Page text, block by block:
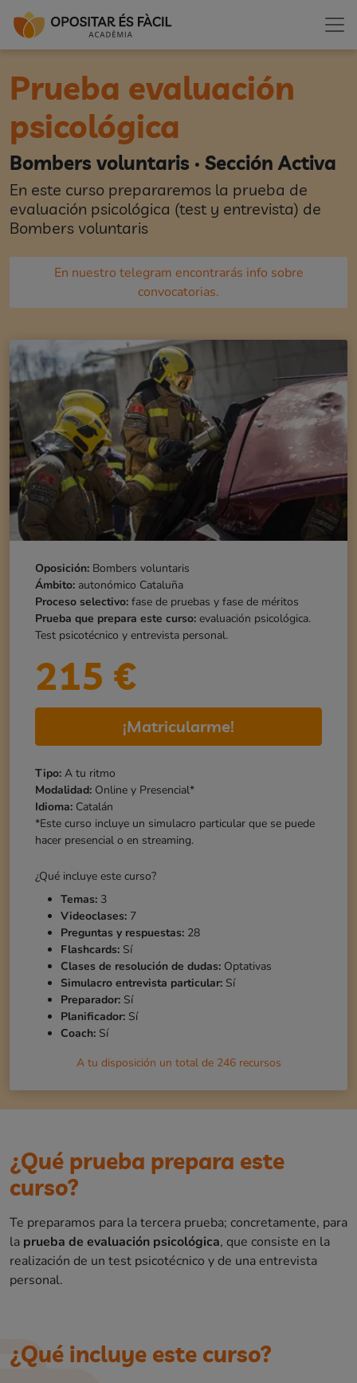
Prueba evaluación
psicológica
Bombers voluntaris · Sección Activa
En este curso prepararemos la prueba de
evaluación psicológica (test y entrevista) de
Bombers voluntaris
En nuestro telegram encontrarás info sobre
convocatorias.
Oposición: Bombers voluntaris
Ámbito: autonómico Cataluña
Proceso selectivo: fase de pruebas y fase de méritos
Prueba que prepara este curso: evaluación psicológica.
Test psicotécnico y entrevista personal.
215 €
¡Matricularme!
Tipo: A tu ritmo
Modalidad: Online y Presencial*
Idioma: Catalán
*Este curso incluye un simulacro particular que se puede
hacer presencial o en streaming.
¿Qué incluye este curso?
Temas: 3
Videoclases: 7
Preguntas y respuestas: 28
Flashcards: Sí
Clases de resolución de dudas: Optativas
Simulacro entrevista particular: Sí
Preparador: Sí
Planificador: Sí
Coach: Sí
A tu disposición un total de 246recursos
¿Qué prueba prepara este
curso?
Te preparamos para la tercera prueba; concretamente, para
la prueba de evaluación psicológica, que consiste en la
realización de un test psicotécnico y de una entrevista
personal.
¿Qué incluye este curso?